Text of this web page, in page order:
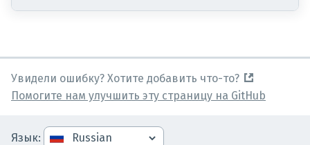
Увидели ошибку? Хотите добавить что-то?
Помогите нам улучшить эту страницу на GitHub
Язык: